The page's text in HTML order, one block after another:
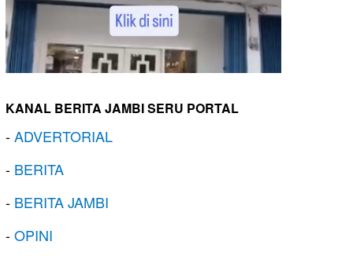
KANAL BERITA JAMBI SERU PORTAL
-ADVERTORIAL
- BERITA
- BERITA JAMBI
-OPINI